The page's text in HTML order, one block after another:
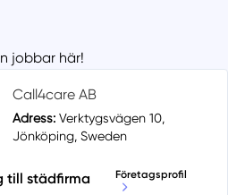
jobbar här!
Call4care AB
Adress: Verktygsvägen 10,
Jönköping, Sweden
till städfirma Företagsprofil